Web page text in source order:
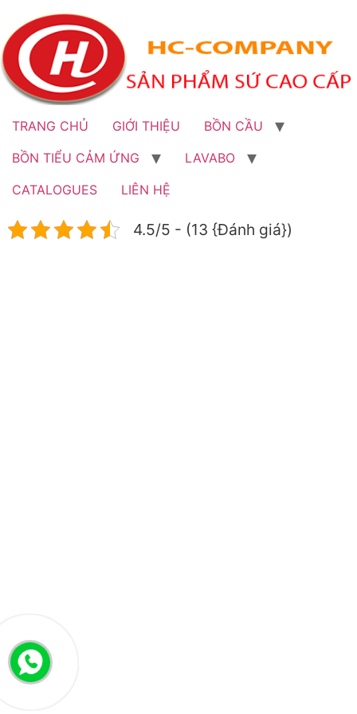
qua
đến
nội
dung
TRANG CHỦ GIỚI THIỆU
BỒN CẦU
BỒN TIỂU CẢM ỨNG
LAVABO
CATALOGUES
LIÊN HỆ
4.5/5 - (13 {Đánh giá})